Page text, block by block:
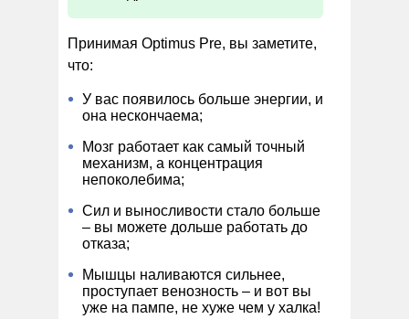
Принимая Optimus Pre, вы заметите,
что:
У вас появилось больше энергии, и
она нескончаема;
Мозг работает как самый точный
механизм, а концентрация
непоколебима;
Сил и выносливости стало больше
– вы можете дольше работать до
отказа;
Мышцы наливаются сильнее,
проступает венозность – и вот вы
уже на пампе, не хуже чем у халка!